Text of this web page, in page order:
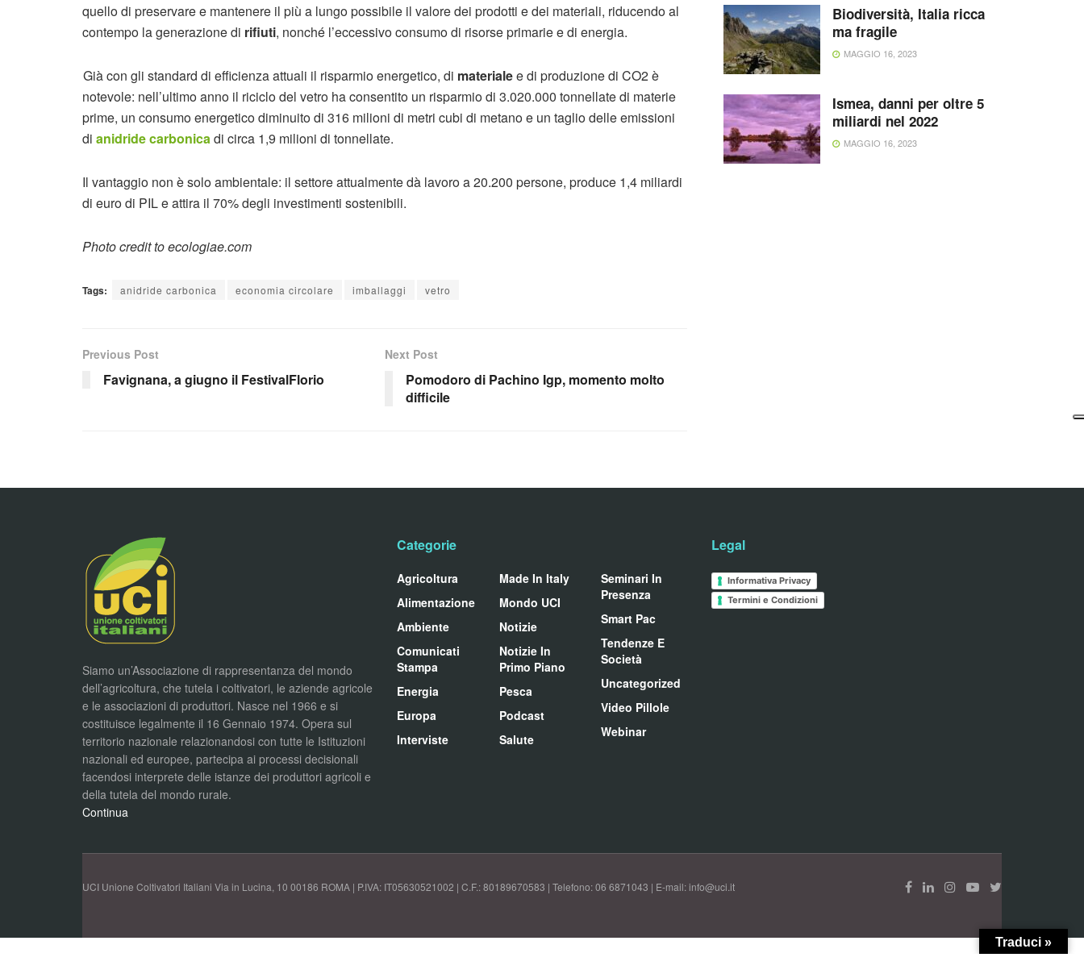
quello di preservare e mantenere il più a lungo possibile il valore dei prodotti e dei materiali, riducendo al
contempo la generazione di rifiuti, nonché l’eccessivo consumo di risorse primarie e di energia.
Già con gli standard di efficienza attuali il risparmio energetico, di materialee di produzione di CO2 è
notevole: nell’ultimo anno il riciclo del vetro ha consentito un risparmio di 3.020.000 tonnellate di materie
prime, un consumo energetico diminuito di 316 milioni di metri cubi di metano e un taglio delle emissioni
di anidride carbonicadi circa 1,9 milioni di tonnellate.
Il vantaggio non è solo ambientale: il settore attualmente dà lavoro a 20.200 persone, produce 1,4 miliardi
di euro di PIL e attira il 70% degli investimenti sostenibili.
Photo credit to ecologiae.com
Tags: anidride carbonica economia circolare imballaggi vetro
Previous Post
Favignana, a giugno il FestivalFlorio
Next Post
Pomodoro di Pachino Igp, momento molto
difficile
Biodiversità, Italia ricca
ma fragile
MAGGIO 16, 2023
Ismea, danni per oltre 5
miliardi nel 2022
MAGGIO 16, 2023
Siamo un’Associazione di rappresentanza del mondo
dell’agricoltura, che tutela i coltivatori, le aziende agricole
e le associazioni di produttori. Nasce nel 1966 e si
costituisce legalmente il 16 Gennaio 1974. Opera sul
territorio nazionale relazionandosi con tutte le Istituzioni
nazionali ed europee, partecipa ai processi decisionali
facendosi interprete delle istanze dei produttori agricoli e
della tutela del mondo rurale.
Continua
Categorie
Agricoltura
Alimentazione
Ambiente
Comunicati
Stampa
Energia
Europa
Interviste
Made In Italy
Mondo UCI
Notizie
Notizie In
Primo Piano
Pesca
Podcast
Salute
Seminari In
Presenza
Smart Pac
Tendenze E
Società
Uncategorized
Video Pillole
Webinar
Legal
Informativa Privacy
Termini e Condizioni
UCI Unione Coltivatori Italiani Via in Lucina, 10 00186 ROMA | P.IVA: IT05630521002 | C.F.: 80189670583 | Telefono: 06 6871043 | E-mail: info@uci.it
Traduci »